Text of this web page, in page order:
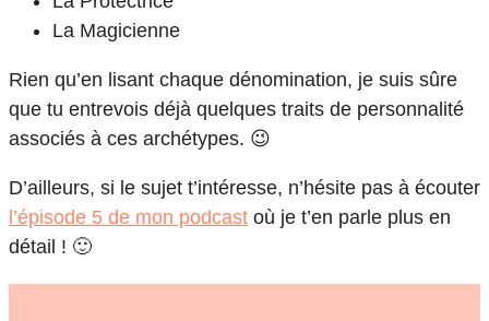
La Magicienne
Rien qu’en lisant chaque dénomination, je suis sûre
que tu entrevois déjà quelques traits de personnalité
associés à ces archétypes. 😉
D’ailleurs, si le sujet t’intéresse, n’hésite pas à écouter
l’épisode 5 de mon podcast où je t’en parle plus en
détail ! 🙂